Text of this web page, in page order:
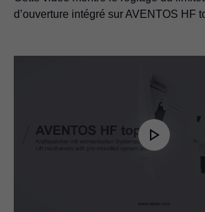
d’ouverture intégré sur AVENTOS HF